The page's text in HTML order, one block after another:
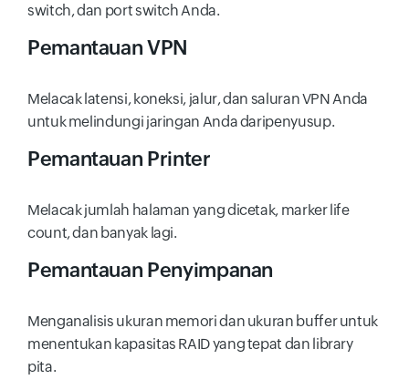
switch, dan port switch Anda.
Pemantauan VPN
Melacak latensi, koneksi, jalur, dan saluran VPN Anda
untuk melindungi jaringan Anda daripenyusup.
Pemantauan Printer
Melacak jumlah halaman yang dicetak, marker life
count, dan banyak lagi.
Pemantauan Penyimpanan
Menganalisis ukuran memori dan ukuran buffer untuk
menentukan kapasitas RAID yang tepat dan library
pita.